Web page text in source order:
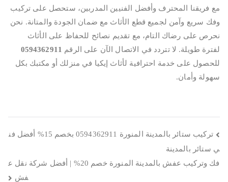
مع فريقنا المحترف وأفضل الفنيين المدربين، ستحصل على تركيب
وفك سريع وآمن لجميع قطع الأثاث مع ضمان الجودة والمتانة. نحن
نحرص على رضاك التام، مع تقديم نصائح للحفاظ على الأثاث
لفترة طويلة. لا تتردد في الاتصال الآن على الرقم 0594362911
للحصول على خدمة احترافية لأثاث إيكيا في منزلك أو مكتبك بكل
سهولة وأمان.
تصفّح
المقالات
تركيب ستائر بالمدينة المنورة 0594362911 بخصم 15% أفضل فن
ي ستائر بالمدينة
فك وتركيب عفش بالمدينة المنورة خصم 20% | أفضل شركة نقل ع
فش